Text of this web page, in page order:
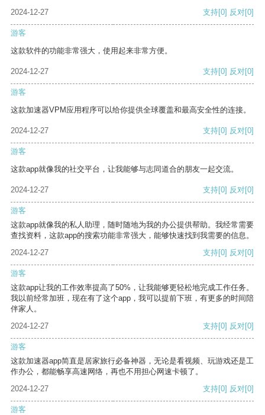
2024-12-27 支持[0] 反对[0]
游客
这款软件的功能非常强大，使用起来非常方便。
2024-12-27 支持[0] 反对[0]
游客
这款加速器VPM应用程序可以给你提供全球覆盖和最高安全性的连接。
2024-12-27 支持[0] 反对[0]
游客
这款app就像我的社交平台，让我能够与志同道合的朋友一起交流。
2024-12-27 支持[0] 反对[0]
游客
这款app就像我的私人助理，随时随地为我的办公提供帮助。我经常需要
查找资料，这款app的搜索功能非常强大，能够快速找到我需要的信息。
2024-12-27
支持[0] 反对[0]
游客
这款app让我的工作效率提高了50%，让我能够更轻松地完成工作任务。
我以前经常加班，现在有了这个app，我可以提前下班，有更多的时间陪
伴家人。
2024-12-27
支持[0] 反对[0]
游客
这款加速器app简直是居家旅行必备神器，无论是看视频、玩游戏还是工
作办公，都能畅享高速网络，再也不用担心网速卡顿了。
2024-12-27
支持[0] 反对[0]
游客